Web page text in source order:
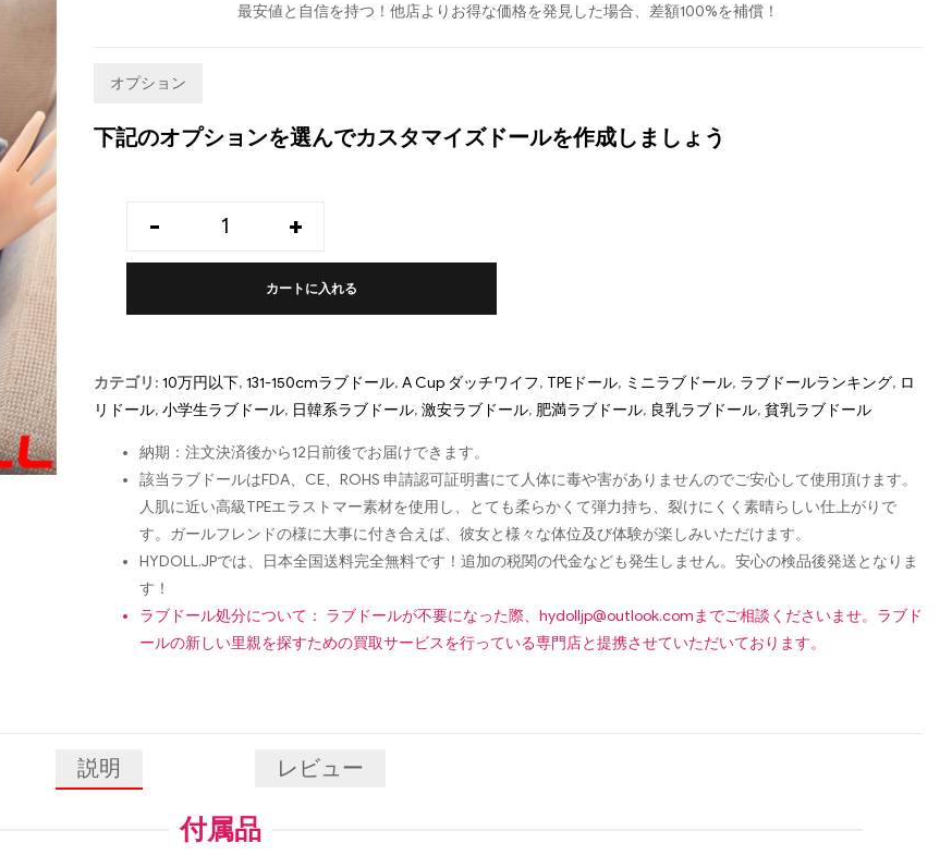
最安値と自信を持つ！他店よりお得な価格を発見した場合、差額100%を補償！
オプション
下記のオプションを選んでカスタマイズドールを作成しましょう
- +
カートに入れる
カテゴリ: 10万円以下, 131-150cmラブドール, A Cup ダッチワイフ, TPEドール, ミニラブドール, ラブドールランキング, ロ
リドール, 小学生ラブドール, 日韓系ラブドール, 激安ラブドール, 肥満ラブドール, 良乳ラブドール, 貧乳ラブドール
納期：注文決済後から12日前後でお届けできます。
該当ラブドールはFDA、CE、ROHS 申請認可証明書にて人体に毒や害がありませんのでご安心して使用頂けます。
人肌に近い高級TPEエラストマー素材を使用し、とても柔らかくて弾力持ち、裂けにくく素晴らしい仕上がりで
す。ガールフレンドの様に大事に付き合えば、彼女と様々な体位及び体験が楽しみいただけます。
HYDOLL.JPでは、日本全国送料完全無料です！追加の税関の代金なども発生しません。安心の検品後発送となりま
す！
ラブドール処分について： ラブドールが不要になった際、 hydolljp@outlook.comまでご相談くださいませ。ラブド
ールの新しい里親を探すための買取サービスを行っている専門店と提携させていただいております。
説明 レビュー
付属品